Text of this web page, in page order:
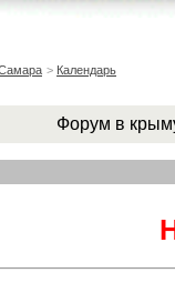
> Календарь
Форум в